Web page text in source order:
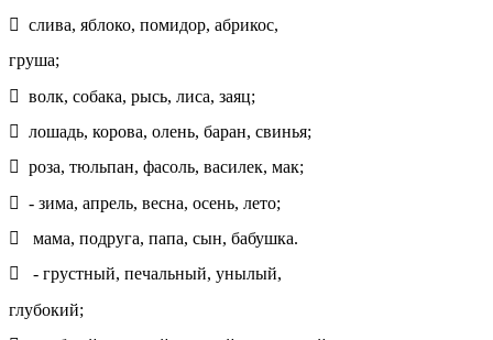
 слива, яблоко, помидор, абрикос,
груша;
 волк, собака, рысь, лиса, заяц;
 лошадь, корова, олень, баран, свинья;
 роза, тюльпан, фасоль, василек, мак;
 - зима, апрель, весна, осень, лето;
 мама, подруга, папа, сын, бабушка.
 - грустный, печальный, унылый,
глубокий;